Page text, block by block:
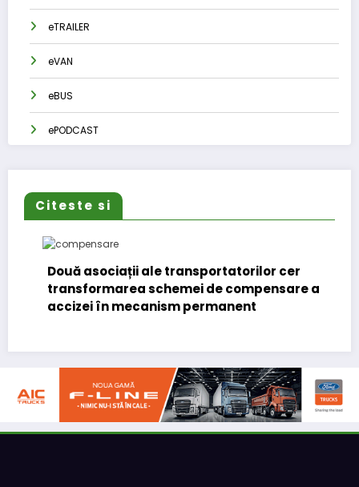
eTRAILER
eVAN
eBUS
ePODCAST
Citeste si
Două asociații ale transportatorilor cer
transformarea schemei de compensare a
accizei în mecanism permanent